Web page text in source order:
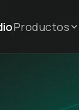
Productos